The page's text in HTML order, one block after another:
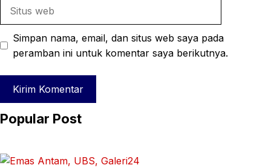
web
Simpan nama, email, dan situs web saya pada
peramban ini untuk komentar saya berikutnya.
Popular Post